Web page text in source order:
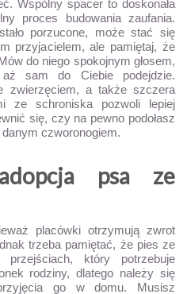
Wspólny spacer to doskonała
proces budowania zaufania.
porzucone, może stać się
przyjacielem, ale pamiętaj, że
do niego spokojnym głosem,
sam do Ciebie podejdzie.
zwierzęciem, a także szczera
ze schroniska pozwoli lepiej
się, czy na pewno podołasz
czworonogiem.
psa ze
placówki otrzymują zwrot
trzeba pamiętać, że pies ze
który potrzebuje
rodziny, dlatego należy się
go w domu. Musisz